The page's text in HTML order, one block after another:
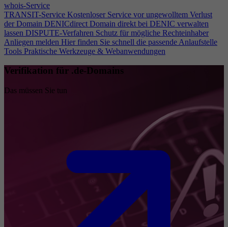
whois-Service
TRANSIT-Service Kostenloser Service vor ungewolltem Verlust
der Domain DENICdirect Domain direkt bei DENIC verwalten
lassen DISPUTE-Verfahren Schutz für mögliche Rechteinhaber
Anliegen melden Hier finden Sie schnell die passende Anlaufstelle
Tools Praktische Werkzeuge & Webanwendungen
Verifikation für .de-Domains
Das müssen Sie tun